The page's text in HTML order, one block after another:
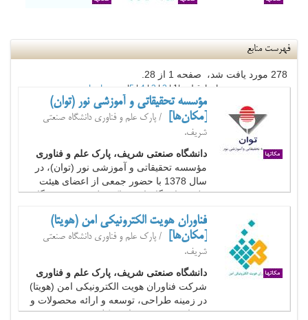
فهرست منابع
278 مورد يافت شد، صفحه 1 از 28.
ابتدا قبلی | 1
|
2
|
3
|
4
|
5
| انتها
مؤسسه تحقیقاتی و آموزشی نور (توان)
[مکان‌ها]
/ پارک علم و فناوری دانشگاه صنعتی
شریف.
دانشگاه صنعتی شریف، پارک علم و فناوری
مؤسسه تحقیقاتی و آموزشی نور (توان)، در
سال 1378 با حضور جمعی از اعضای هیئت
علمی دانشگاهها – مراکز علمی و نیز خبرگان
گرفت.مأموریت این مؤسسه بهبود کیفیت
داروها، لوازم آرایشی و مواد غذایی تولید شده
در ایران است و تمام تلاش خود را...
فناوران هویت الکترونیکی امن (هویتا)
[مکان‌ها]
/ پارک علم و فناوری دانشگاه صنعتی
شریف.
دانشگاه صنعتی شریف، پارک علم و فناوری
شرکت فناوران هویت الکترونیکی امن (هویتا)
در زمینه طراحی، توسعه و ارائه محصولات و
خدمات حوزه زیرساخت کلید عمومی (PKI) و